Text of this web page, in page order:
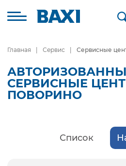
Главная Сервис Сервисные
СЕРВИСНЫЕ
ПОВОРИНО
Список